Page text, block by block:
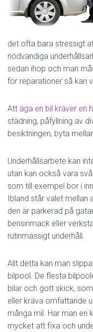
det ofta bara stressigt
nödvändiga
sedan ihop och man
för reparationer så kan
Att äga en bil kräver en
städning, påfyllning av
besiktningen, byta
Underhållsarbete kan
utan kan också vara
som till exempel bor i
Ibland står valet
den är parkerad på
bensinmack eller
rutinmässigt underhåll.
Allt detta kan man
bilpool. De flesta
bilar och gott skick,
eller kräva omfattande
många mil. Har man en
mycket att fixa och